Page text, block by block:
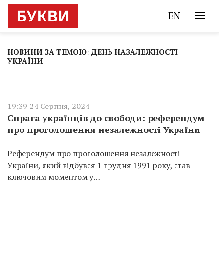
EN
НОВИНИ ЗА ТЕМОЮ: ДЕНЬ НАЗАЛЕЖНОСТІ
УКРАЇНИ
19:39 24 Серпня, 2024
Спрага українців до свободи: референдум
про проголошення незалежності України
Референдум про проголошення незалежності
України, який відбувся 1 грудня 1991 року, став
ключовим моментом у…